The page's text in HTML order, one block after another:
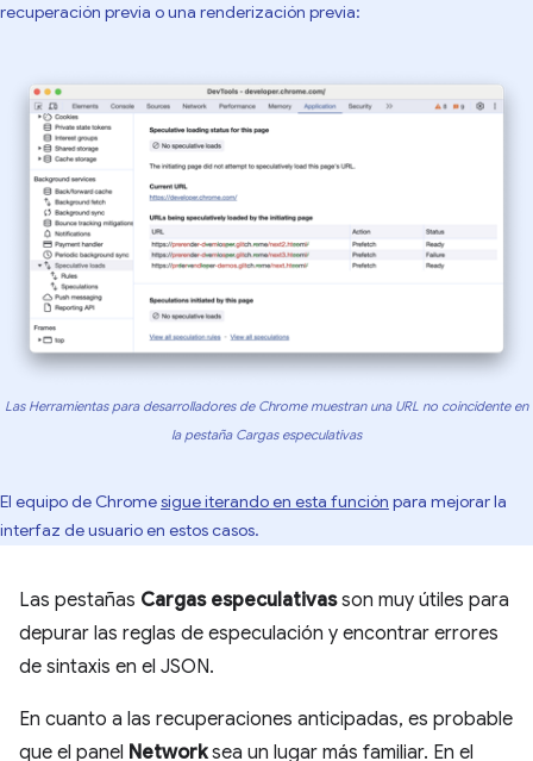
recuperación previa o una renderización previa:
Las Herramientas para desarrolladores de Chrome muestran una URL no coincidente en
la pestaña Cargas especulativas
El equipo de Chromesigue iterando en esta función para mejorar la
interfaz de usuario en estos casos.
Las pestañas Cargas especulativasson muy útiles para
depurar las reglas de especulación y encontrar errores
de sintaxis en el JSON.
En cuanto a las recuperaciones anticipadas, es probable
que el panel Networksea un lugar más familiar. En el